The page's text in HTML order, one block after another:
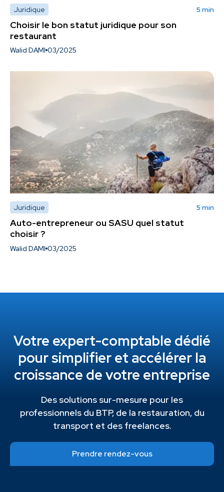
Juridique 5 min
Choisir le bon statut juridique pour son
restaurant
Walid DAMI 03/2025
Juridique 5 min
Auto-entrepreneur ou SASU quel statut
choisir ?
Walid DAMI 03/2025
Votre expert-comptable dédié
pour simplifier et accélérer la
croissance de votre entreprise
Des solutions sur-mesure pour les
professionnels du BTP, de la restauration, du
transport et des freelances.
Prendre rendez-vous